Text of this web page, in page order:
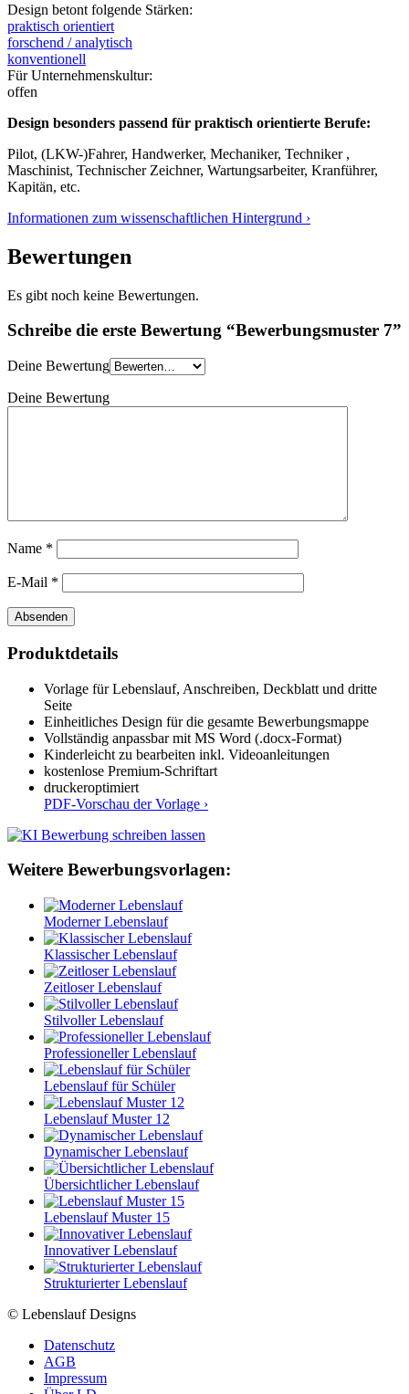
Design betont folgende Stärken:
praktisch orientiert
forschend / analytisch
konventionell
Für Unternehmenskultur:
offen
Design besonders passend für praktisch orientierte Berufe:
Pilot, (LKW-)Fahrer, Handwerker, Mechaniker, Techniker ,
Maschinist, Technischer Zeichner, Wartungsarbeiter, Kranführer,
Kapitän, etc.
Informationen zum wissenschaftlichen Hintergrund ›
Bewertungen
Es gibt noch keine Bewertungen.
Schreibe die erste Bewertung “Bewerbungsmuster 7”
Deine Bewertung
Deine Bewertung
Name *
E-Mail *
Produktdetails
Vorlage für Lebenslauf, Anschreiben, Deckblatt und dritte
Seite
Einheitliches Design für die gesamte Bewerbungsmappe
Vollständig anpassbar mit MS Word (.docx-Format)
Kinderleicht zu bearbeiten inkl. Videoanleitungen
kostenlose Premium-Schriftart
druckeroptimiert
PDF-Vorschau der Vorlage ›
Weitere Bewerbungsvorlagen:
Moderner Lebenslauf
Klassischer Lebenslauf
Zeitloser Lebenslauf
Stilvoller Lebenslauf
Professioneller Lebenslauf
Lebenslauf für Schüler
Lebenslauf Muster 12
Dynamischer Lebenslauf
Übersichtlicher Lebenslauf
Lebenslauf Muster 15
Innovativer Lebenslauf
Strukturierter Lebenslauf
© Lebenslauf Designs
Datenschutz
AGB
Impressum